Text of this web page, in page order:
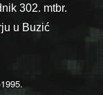
302. mtbr.
u Buzić